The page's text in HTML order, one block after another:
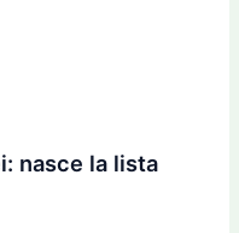
nasce la lista